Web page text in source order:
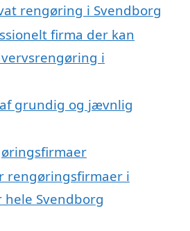
rengøring i Svendborg
firma der kan
i
grundig og jævnlig
rengøringsfirmaer i
Svendborg